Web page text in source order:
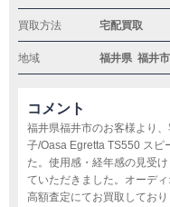
買取方法 宅配買取
地域 福井県 福井市
コメント
福井県福井市のお客様より
子/Oasa Egretta TS550 スピ
た。使用感・経年感の見受
ていただきました。オーデ
高額査定にてお買取してお